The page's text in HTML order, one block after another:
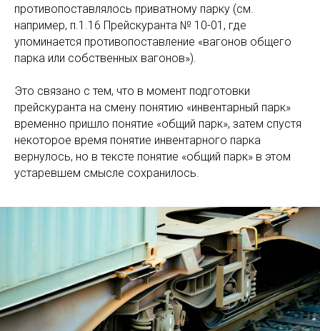
противопоставлялось приватному парку (см.
например, п.1.16 Прейскуранта № 10-01, где
упоминается противопоставление «вагонов общего
парка или собственных вагонов»).
Это связано с тем, что в момент подготовки
прейскуранта на смену понятию «инвентарный парк»
временно пришло понятие «общий парк», затем спустя
некоторое время понятие инвентарного парка
вернулось, но в тексте понятие «общий парк» в этом
устаревшем смысле сохранилось.